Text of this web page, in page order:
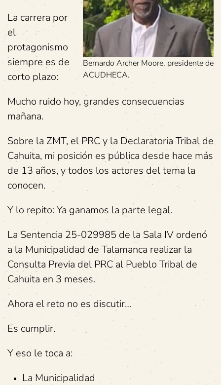
Bernardo Archer Moore, presidente de
ACUDHECA.
La carrera por
el
protagonismo
siempre es de
corto plazo:
Mucho ruido hoy, grandes consecuencias
mañana.
Sobre la ZMT, el PRC y la Declaratoria Tribal de
Cahuita, mi posición es pública desde hace más
de 13 años, y todos los actores del tema la
conocen.
Y lo repito: Ya ganamos la parte legal.
La Sentencia 25-029985 de la Sala IV ordenó
a la Municipalidad de Talamanca realizar la
Consulta Previa del PRC al Pueblo Tribal de
Cahuita en 3 meses.
Ahora el reto no es discutir…
Es cumplir.
Y eso le toca a:
La Municipalidad